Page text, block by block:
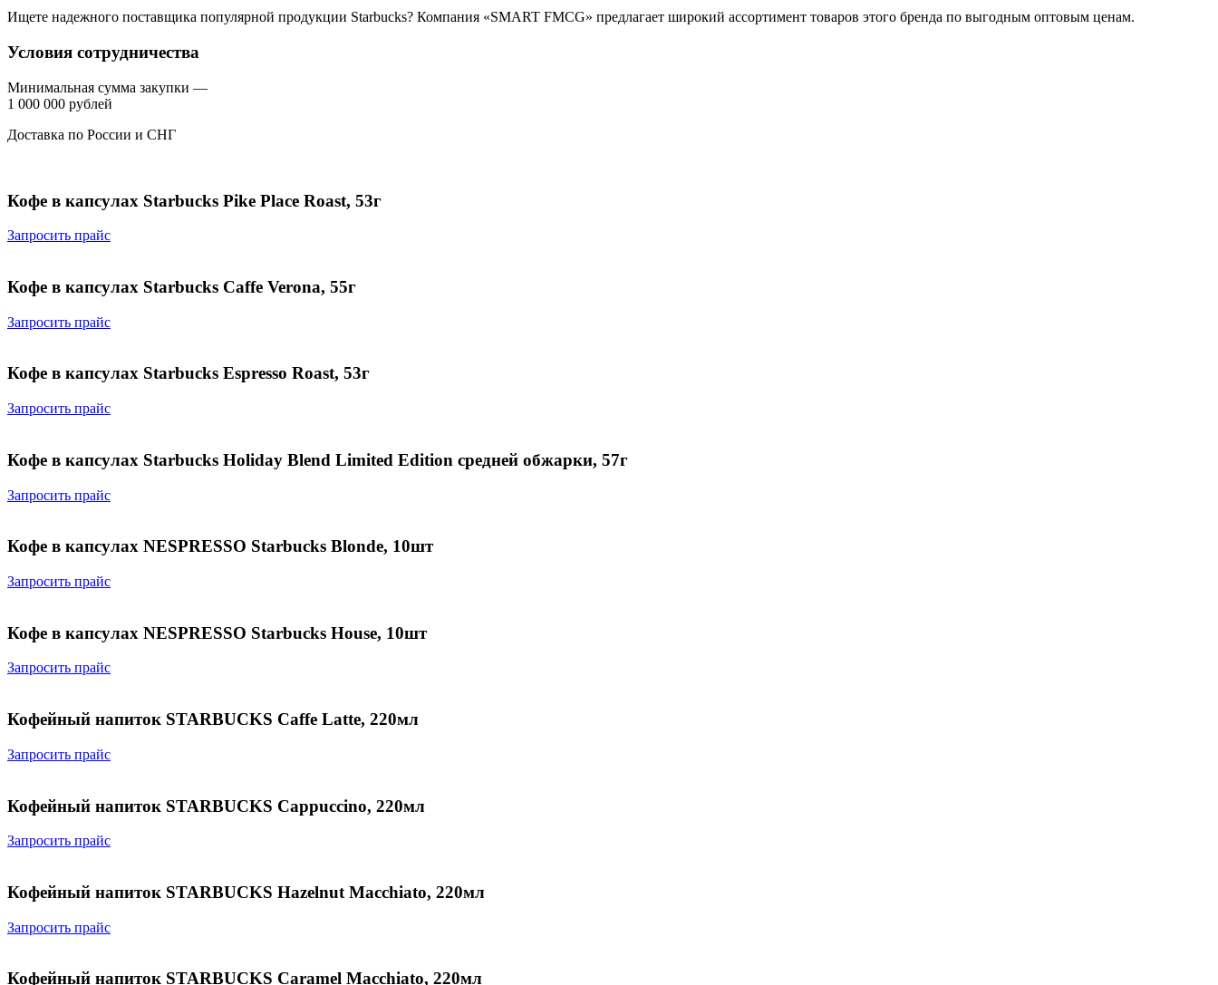
Ищете надежного поставщика популярной продукции Starbucks? Компания «SMART FMCG» предлагает широкий ассортимент товаров этого бренда по выгодным оптовым ценам.
Условия сотрудничества
Минимальная сумма закупки —
1 000 000 рублей
Доставка по России и СНГ
Кофе в капсулах Starbucks Pike Place Roast, 53г
Запросить прайс
Кофе в капсулах Starbucks Сaffe Verona, 55г
Запросить прайс
Кофе в капсулах Starbucks Espresso Roast, 53г
Запросить прайс
Кофе в капсулах Starbucks Holiday Blend Limited Edition средней обжарки, 57г
Запросить прайс
Кофе в капсулах NESPRESSO Starbucks Blonde, 10шт
Запросить прайс
Кофе в капсулах NESPRESSO Starbucks House, 10шт
Запросить прайс
Кофейный напиток STARBUCKS Caffe Latte, 220мл
Запросить прайс
Кофейный напиток STARBUCKS Cappuccino, 220мл
Запросить прайс
Кофейный напиток STARBUCKS Hazelnut Macchiato, 220мл
Запросить прайс
Кофейный напиток STARBUCKS Caramel Macchiato, 220мл